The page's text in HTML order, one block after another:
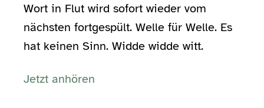
Wort in Flut wird sofort wieder vom
nächsten fortgespült. Welle für Welle. Es
hat keinen Sinn. Widde widde witt.
Jetzt anhören